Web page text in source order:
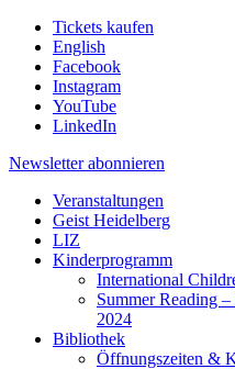
Tickets kaufen
English
Facebook
Instagram
YouTube
LinkedIn
Newsletter abonnieren
Veranstaltungen
Geist Heidelberg
LIZ
Kinderprogramm
International
Summer Reading
2024
Bibliothek
Öffnungszeiten &